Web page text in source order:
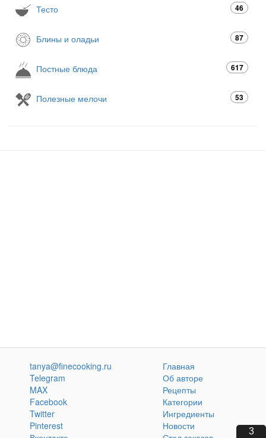
Тесто 46
Блины и оладьи 87
Постные блюда 617
Полезные мелочи 53
1
tanya@finecooking.ru
Telegram
MAX
Facebook
Twitter
Pinterest
Главная
Об авторе
Рецепты
Категории
Ингредиенты
Новости